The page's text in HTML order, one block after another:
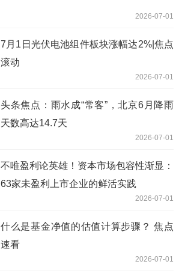
2026-07-01
7月1日光伏电池组件板块涨幅达2%|焦点
滚动
2026-07-01
头条焦点：雨水成“常客”，北京6月降雨
天数高达14.7天
2026-07-01
不唯盈利论英雄！资本市场包容性渐显：
63家未盈利上市企业的鲜活实践
2026-07-01
什么是基金净值的估值计算步骤？ 焦点
速看
2026-07-01